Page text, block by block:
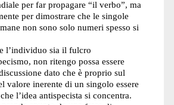
per far propagare “il verbo”, ma
per dimostrare che le singole
non sono solo numeri spesso si
l’individuo sia il fulcro
non ritengo possa essere
dato che è proprio sul
valore inerente di un singolo essere
l’idea antispecista si concentra.